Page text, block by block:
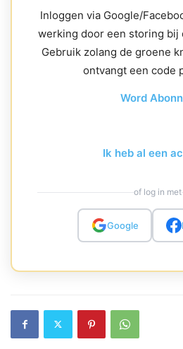
Inloggen via Google/
werking door een storing bij
Gebruik zolang de groene
ontvangt een code
Word
Ik heb al een
of log in met
Google